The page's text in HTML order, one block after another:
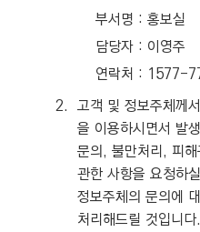
부서명 : 홍보실
담당자 : 이영주
연락처 : 1577-
2. 고객 및 정보주체께
을 이용하시면서 발
문의, 불만처리, 피
관한 사항을 요청하
정보주체의 문의에
처리해드릴 것입니다.